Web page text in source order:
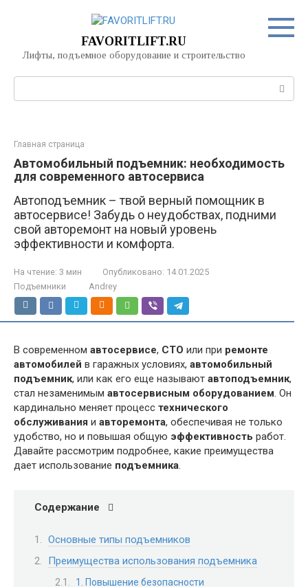
FAVORITLIFT.RU
Лифты, подъемное оборудование и строительство
Главная страница
Автомобильный подъемник: необходимость
для современного автосервиса
Автоподъемник – твой верный помощник в
автосервисе! Забудь о неудобствах, подними
свой авторемонт на новый уровень
эффективности и комфорта.
На чтение: 3 мин Опубликовано: 14.01.2025
Подъемники
Andrey
В современном автосервисе, СТО или при ремонте
автомобилей в гаражных условиях, автомобильный
подъемник, или как его еще называют автоподъемник,
стал незаменимым автосервисным оборудованием. Он
кардинально меняет процесс технического
обслуживания и авторемонта, обеспечивая не только
удобство, но и повышая общую эффективность работ.
Давайте рассмотрим подробнее, какие преимущества
дает использование подъемника.
Содержание
Основные типы подъемников
Преимущества использования подъемника
1. Повышение безопасности